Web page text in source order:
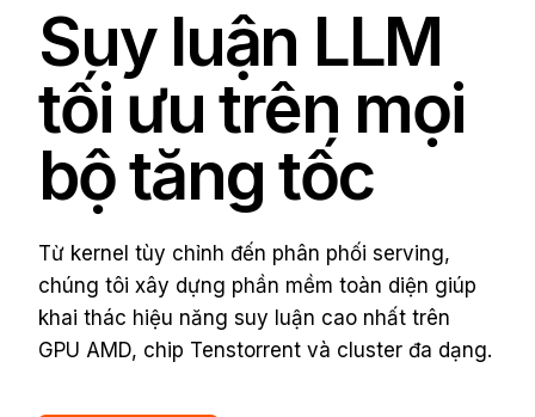
Suy luận LLM
tối ưu trên mọi
bộ tăng tốc
Từ kernel tùy chỉnh đến phân phối serving,
chúng tôi xây dựng phần mềm toàn diện giúp
khai thác hiệu năng suy luận cao nhất trên
GPU AMD, chip Tenstorrent và cluster đa dạng.